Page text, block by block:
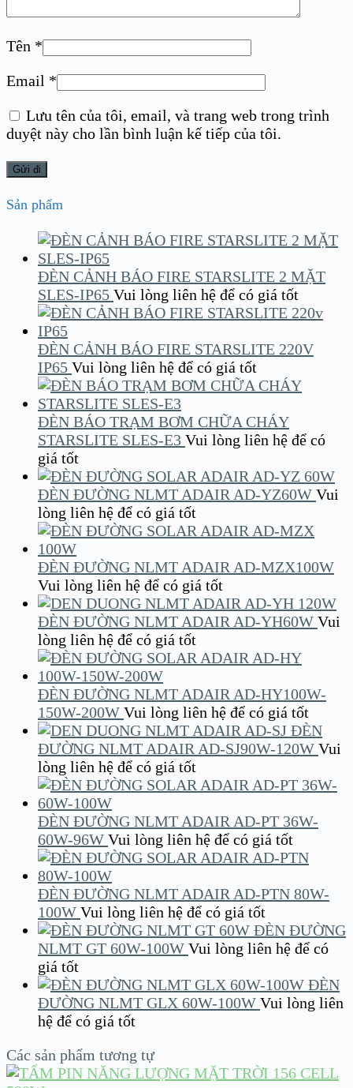
Tên *
Email *
Lưu tên của tôi, email, và trang web trong trình
duyệt này cho lần bình luận kế tiếp của tôi.
Sản phẩm
ĐÈN CẢNH BÁO FIRE STARSLITE 2 MẶT
SLES-IP65 Vui lòng liên hệ để có giá tốt
ĐÈN CẢNH BÁO FIRE STARSLITE 220V
IP65 Vui lòng liên hệ để có giá tốt
ĐÈN BÁO TRẠM BƠM CHỮA CHÁY
STARSLITE SLES-E3 Vui lòng liên hệ để có
giá tốt
ĐÈN ĐƯỜNG NLMT ADAIR AD-YZ60W Vui
lòng liên hệ để có giá tốt
ĐÈN ĐƯỜNG NLMT ADAIR AD-MZX100W
Vui lòng liên hệ để có giá tốt
ĐÈN ĐƯỜNG NLMT ADAIR AD-YH60W Vui
lòng liên hệ để có giá tốt
ĐÈN ĐƯỜNG NLMT ADAIR AD-HY100W-
150W-200W Vui lòng liên hệ để có giá tốt
ĐÈN
ĐƯỜNG NLMT ADAIR AD-SJ90W-120W Vui
lòng liên hệ để có giá tốt
ĐÈN ĐƯỜNG NLMT ADAIR AD-PT 36W-
60W-96W Vui lòng liên hệ để có giá tốt
ĐÈN ĐƯỜNG NLMT ADAIR AD-PTN 80W-
100W Vui lòng liên hệ để có giá tốt
ĐÈN ĐƯỜNG
NLMT GT 60W-100W Vui lòng liên hệ để có
giá tốt
ĐÈN
ĐƯỜNG NLMT GLX 60W-100W Vui lòng liên
hệ để có giá tốt
Các sản phẩm tương tự